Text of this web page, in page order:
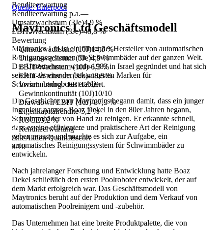
Renditeerwartung
Renditeerwartung p.a.—
Umsatzwachstum (3Je)4,9 %
EBIT-Wachstum (3Je)-48,8 %
Bewertung
Umsatzwachstum (10J)14,8 %
Umsatzwachstum (3Je)4,9 %
EBIT-Wachstum (10J)-6,3 %
EBIT-Wachstum (3Je)-48,8 %
Verschuldung / EBIT25,9×
Gewinnkontinuität (10J)10/10
Drawdown EBIT (10J)-87,3 %
Eigenkapitalrendite-5,2 %
ROCE3,2 %
Renditeerwartung—
AlleAktien Qualitätsscore
3/10
Quelle: Eulerpool
Maytronics LtdGeschäftsmodell
Maytronics Ltd ist ein führender Hersteller von automatischen
Reinigungssystemen für Schwimmbäder auf der ganzen Welt.
Das Unternehmen wurde 1983 in Israel gegründet und hat sich
seitdem als eine der bekanntesten Marken für
Schwimmbadroboter etabliert.
Die Geschichte von Maytronics begann damit, dass ein junger
Ingenieur namens Boaz Dekel in den 80er Jahren begann,
Schwimmbäder von Hand zu reinigen. Er erkannte schnell,
dass es eine effizientere und praktischere Art der Reinigung
geben musste und machte es sich zur Aufgabe, ein
automatisches Reinigungssystem für Schwimmbäder zu
entwickeln.
Nach jahrelanger Forschung und Entwicklung hatte Boaz
Dekel schließlich den ersten Poolroboter entwickelt, der auf
dem Markt erfolgreich war. Das Geschäftsmodell von
Maytronics beruht auf der Produktion und dem Verkauf von
automatischen Poolreinigern und -zubehör.
Das Unternehmen hat eine breite Produktpalette, die von